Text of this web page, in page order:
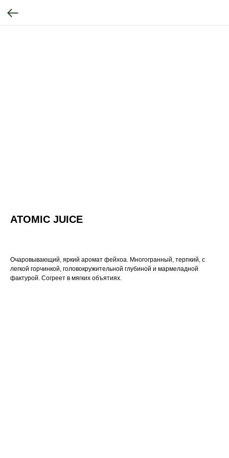
ATOMIC JUICE
Очаровывающий, яркий аромат фейхоа. Многогранный, терпкий, с
легкой горчинкой, головокружительной глубиной и мармеладной
фактурой. Согреет в мягких объятиях.